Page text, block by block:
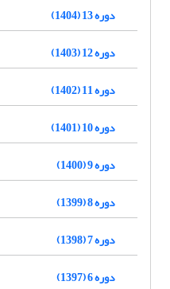
دوره 13 (1404)
دوره 12 (1403)
دوره 11 (1402)
دوره 10 (1401)
دوره 9 (1400)
دوره 8 (1399)
دوره 7 (1398)
دوره 6 (1397)